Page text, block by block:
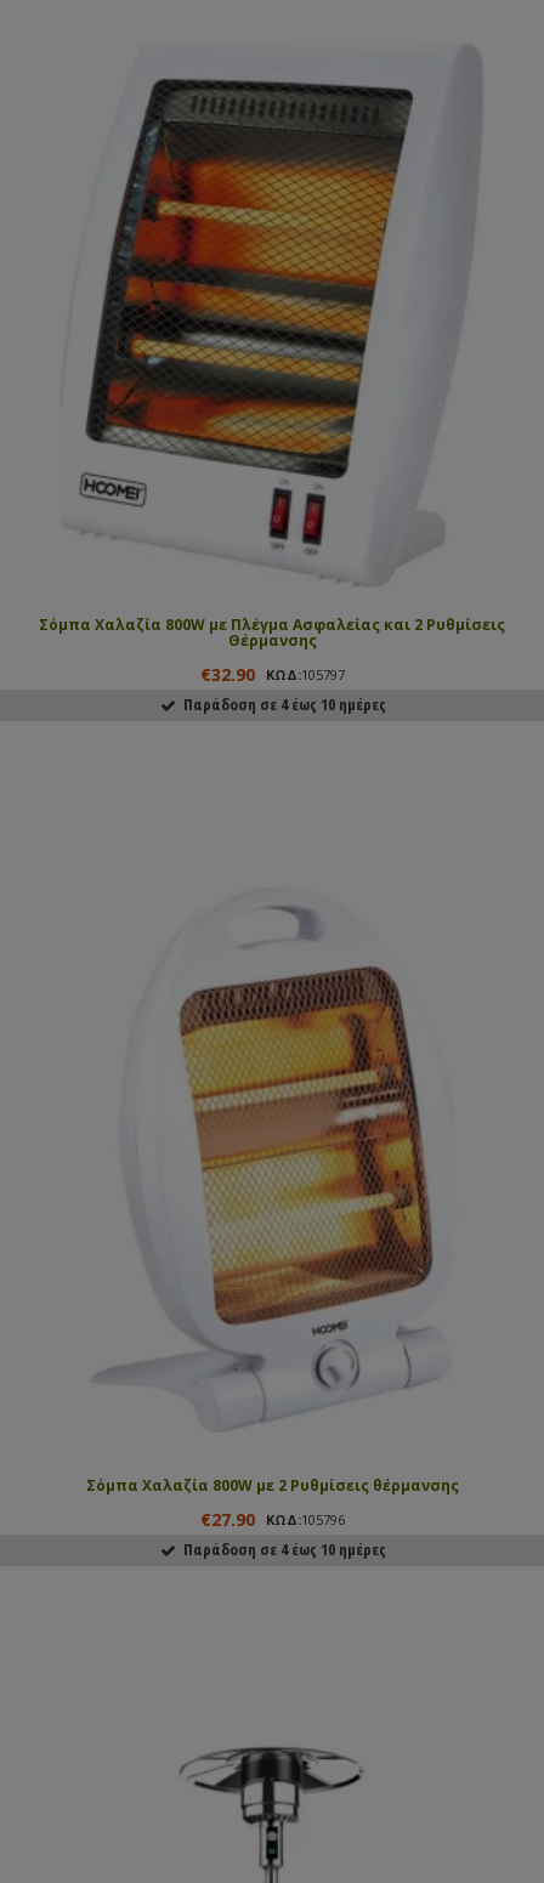
Σόμπα Χαλαζία 800W με Πλέγμα Ασφαλείας και 2 Ρυθμίσεις
Θέρμανσης
€32.90 ΚΩΔ:105797
Παράδοση σε 4 έως 10 ημέρες
Σόμπα Χαλαζία 800W με 2 Ρυθμίσεις θέρμανσης
€27.90 ΚΩΔ:105796
Παράδοση σε 4 έως 10 ημέρες